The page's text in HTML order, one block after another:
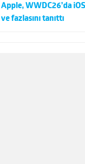
Apple, WWDC26’da
ve fazlasını tanıttı